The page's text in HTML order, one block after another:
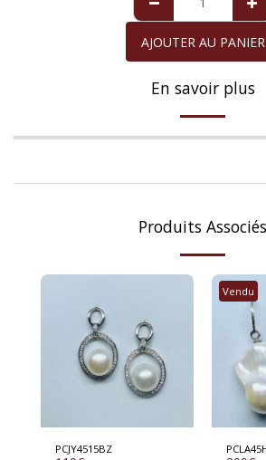
AJOUTER AU PANIER
En savoir plus
Produits Associés
PCJY4515BZ
Vendu